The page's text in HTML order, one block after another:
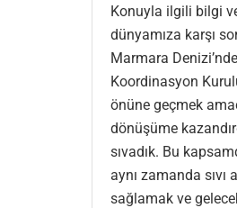
Konuyla ilgili bilgi
dünyamıza karşı
Marmara
Koordinasyon
önüne geçmek
dönüşüme
sıvadık. Bu
aynı zamanda
sağlamak ve